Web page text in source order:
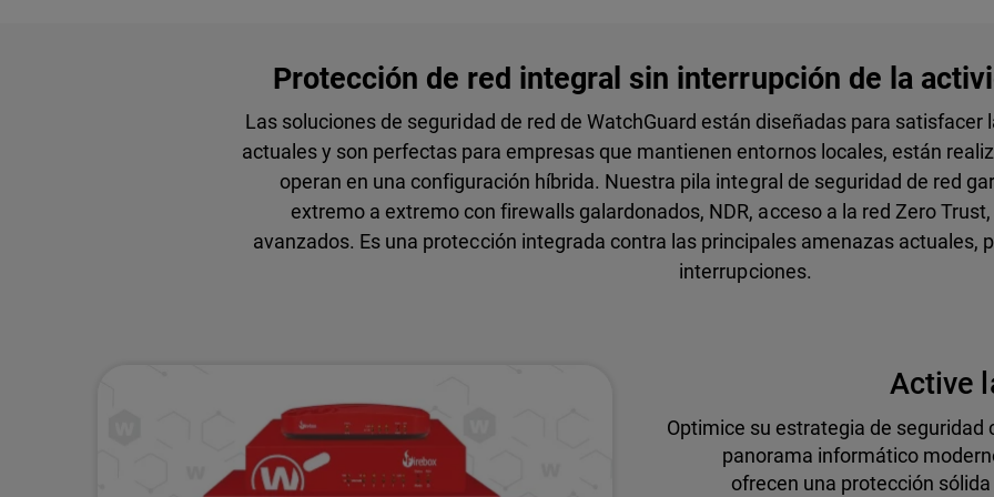
Protección de red integral sin interrupción de la
Las soluciones de seguridad de red de WatchGuard están diseñadas para
actuales y son perfectas para empresas que mantienen entornos locales, están
operan en una configuración híbrida. Nuestra pila integral de seguridad de red
extremo a extremo con firewalls galardonados, NDR, acceso a la red Zero
avanzados. Es una protección integrada contra las principales amenazas actuales,
interrupciones.
Active
Optimice su estrategia de seguridad
panorama informático
ofrecen una protección